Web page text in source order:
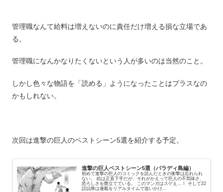
管理職なんて給料は増えないのに責任だけ増える損な立場であ
る。
管理職になんかなりたくないという人が多いのは当然のこと。
しかし色々な物語を「読める」ようになったことはプラスなの
かもしれない。
次回は進撃の巨人のベストシーン5選を紹介する予定。
進撃の巨人ベストシーン5選（パラディ島編）
初めて進撃の巨人のコミックを読んだときの衝撃は忘れられ
ない。 絵は正直下手だが、それがかえって巨人の不気味さ、
恐ろしさを際立てている。 このマンガはスゲえ…！ そして22
話以降は連載をリアルタイムで追いかけ...